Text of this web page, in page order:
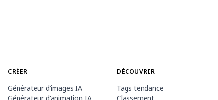
CRÉER
Générateur d’images IA
Générateur d'animation IA
DÉCOUVRIR
Tags tendance
Classement